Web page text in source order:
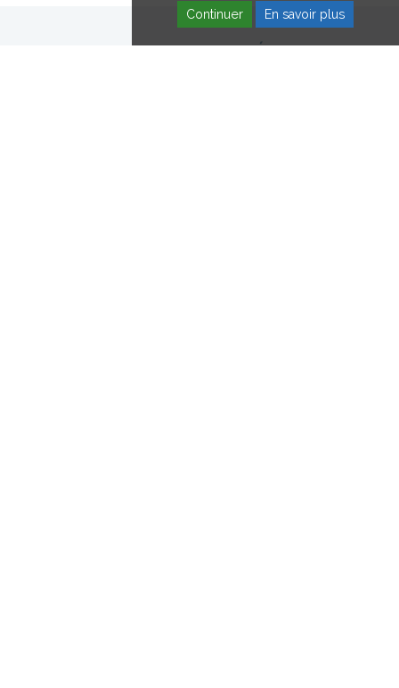
HOPALE EN VIDÉOS
Continuer En savoir plus